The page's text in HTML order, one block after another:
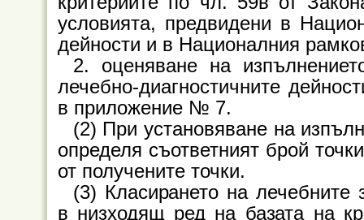
условията, предвидени в
дейности и в Националния
2. оценяване на
лечебно-диагностичните
в приложение № 7.
(2) При установяване на
определя съответният брой
от получените точки.
(3) Класирането на лечебните
в низходящ ред на базата на